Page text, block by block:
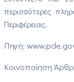
περισσότερες
Περιφέρειας.
Πηγή:
Κοινοποίηση